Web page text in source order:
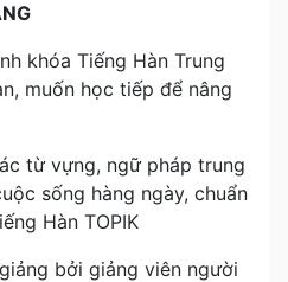
khóa Tiếng Hàn Trung
muốn học tiếp để nâng
từ vựng, ngữ pháp trung
sống hàng ngày, chuẩn
Hàn TOPIK
bởi giảng viên người